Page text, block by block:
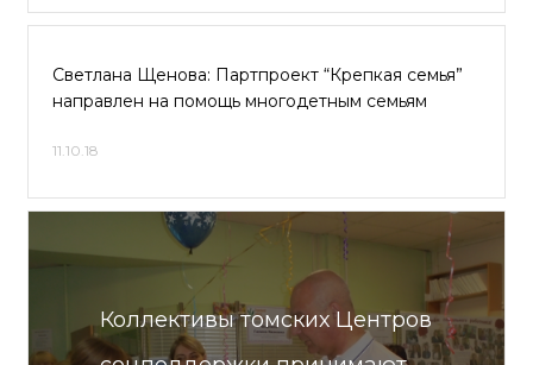
Светлана Щенова: Партпроект “Крепкая семья”
направлен на помощь многодетным семьям
11.10.18
Коллективы томских Центров